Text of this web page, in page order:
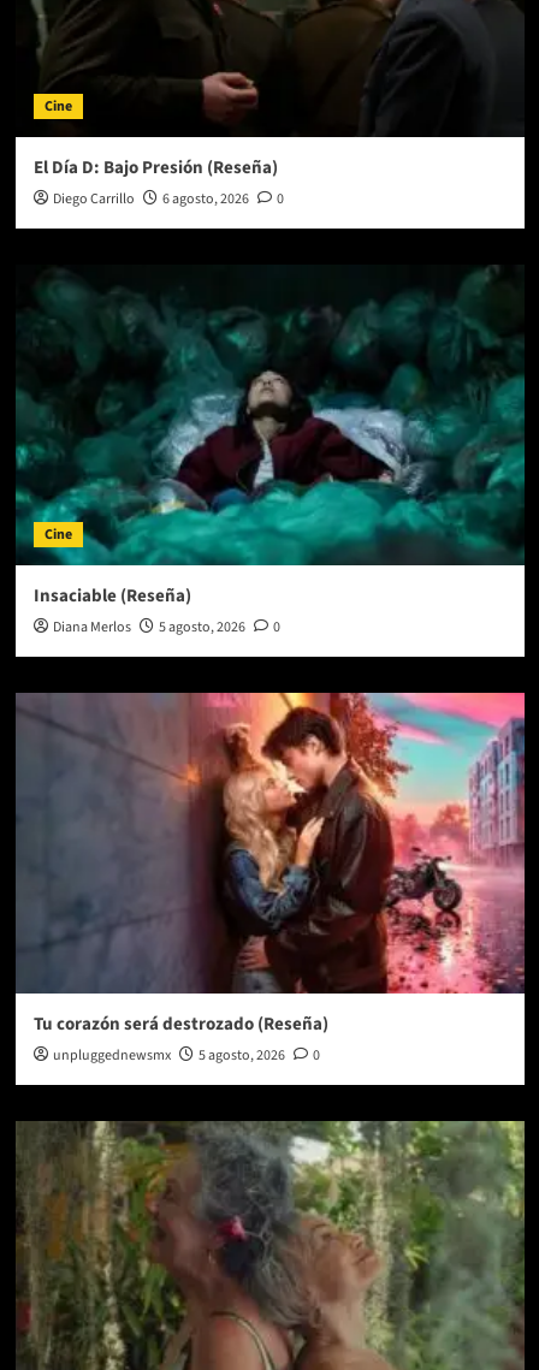
Cine
El Día D: Bajo Presión (Reseña)
Diego Carrillo 6 agosto, 2026 0
Cine
Insaciable (Reseña)
Diana Merlos 5 agosto, 2026 0
Tu corazón será destrozado (Reseña)
unpluggednewsmx 5 agosto, 2026 0